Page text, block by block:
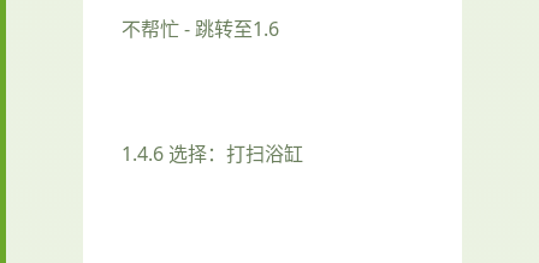
不帮忙 - 跳转至1.6
1.4.6 选择：打扫浴缸